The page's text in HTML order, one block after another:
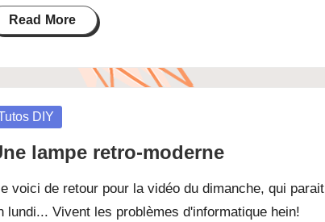
Read More
DIY
lampe retro-moderne
voici de retour pour la vidéo du dimanche, qui parait
lundi... Vivent les problèmes d'informatique hein!